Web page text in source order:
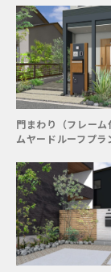
門まわり（フレーム
ムヤードルーフプラ